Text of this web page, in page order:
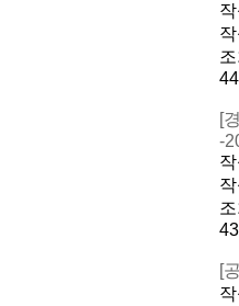
조
44
[
-
조
43
[